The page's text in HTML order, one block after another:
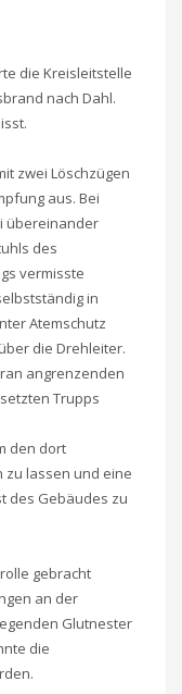
die Kreisleitstelle
nach Dahl.
zwei Löschzügen
aus. Bei
übereinander
des
vermisste
in
Atemschutz
die Drehleiter.
angrenzenden
Trupps
den dort
zu lassen und eine
des Gebäudes zu
gebracht
an der
Glutnester
die